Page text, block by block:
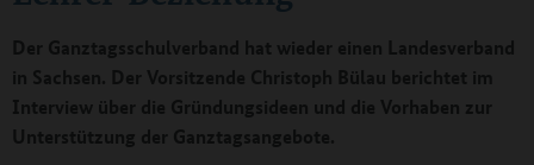
Der Ganztagsschulverband hat wieder einen Landesverband
in Sachsen. Der Vorsitzende Christoph Bülau berichtet im
Interview über die Gründungsideen und die Vorhaben zur
Unterstützung der Ganztagsangebote.